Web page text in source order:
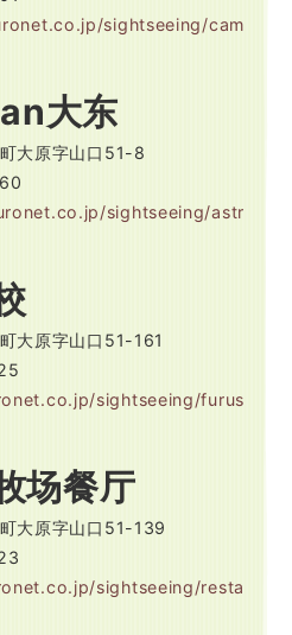
sightseeing/cam
大东
大原字山口51-8
sightseeing/astr
大原字山口51-161
sightseeing/furus
场餐厅
大原字山口51-139
sightseeing/resta